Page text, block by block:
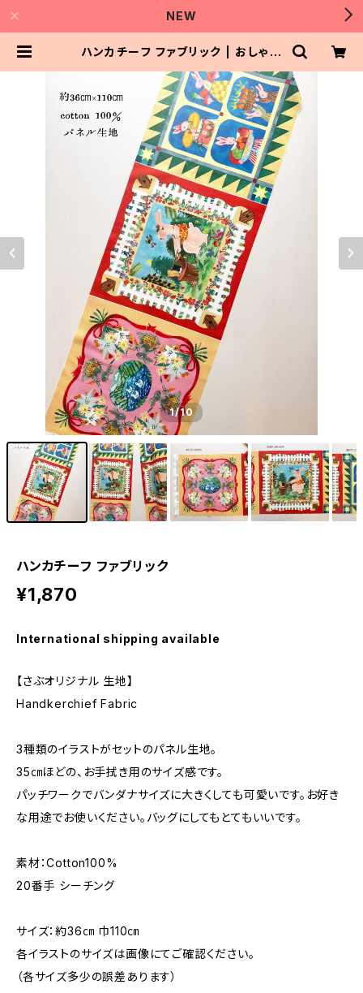
NEW
ハンカチーフ ファブリック | おしゃれ
1/10
ハンカチーフ ファブリック
¥1,870
International shipping available
【さぶオリジナル 生地】
Handkerchief Fabric
3種類のイラストがセットのパネル生地。
35㎝ほどの、お手拭き用のサイズ感です。
パッチワークでバンダナサイズに大きくしても可愛いです。お好き
な用途でお使いください。バッグにしてもとてもいいです。
素材：Cotton100%
20番手 シーチング
サイズ：約36㎝ 巾110㎝
各イラストのサイズは画像にてご確認ください。
（各サイズ多少の誤差あります）